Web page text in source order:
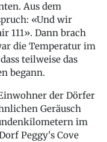
Aus dem
«Und wir
111». Dann brach
die Temperatur im
teilweise das
begann.
der Dörfer
Geräusch
im
Peggy's Cove